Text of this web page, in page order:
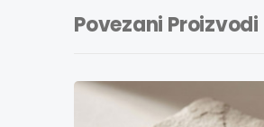
Povezani Proizvodi